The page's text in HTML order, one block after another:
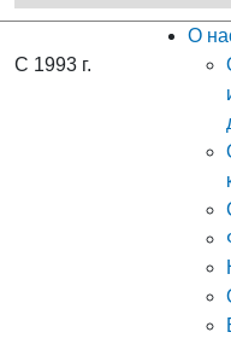
С 1993 г.
О